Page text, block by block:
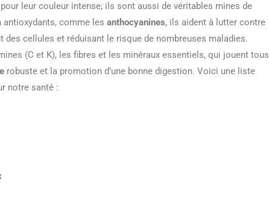
leur couleur intense; ils sont aussi de véritables mines de
antioxydants, comme les anthocyanines, ils aident à lutter contre
cellules et réduisant le risque de nombreuses maladies.
(C et K), les fibres et les minéraux essentiels, qui jouent tous
robuste et la promotion d’une bonne digestion. Voici une liste
notre santé :